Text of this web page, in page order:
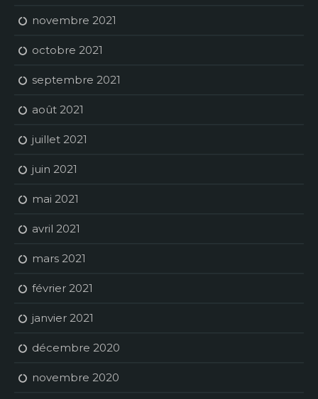
novembre 2021
octobre 2021
septembre 2021
août 2021
juillet 2021
juin 2021
mai 2021
avril 2021
mars 2021
février 2021
janvier 2021
décembre 2020
novembre 2020